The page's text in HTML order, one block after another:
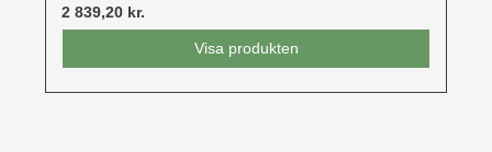
2 839,20 kr.
Visa produkten